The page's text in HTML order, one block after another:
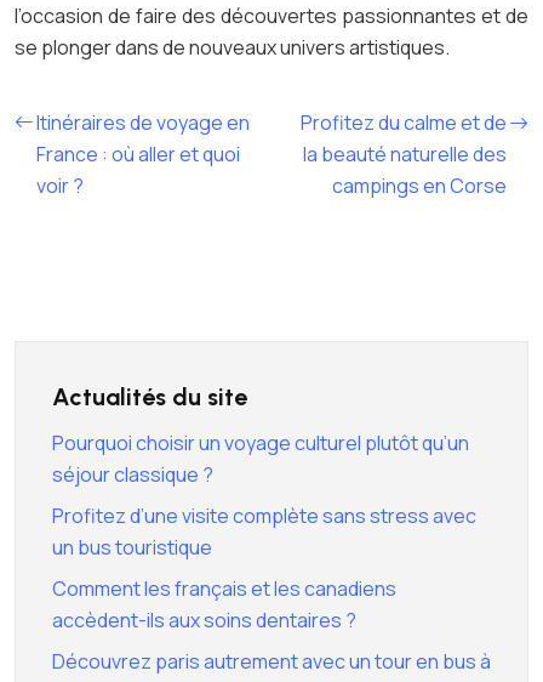
l’occasion de faire des découvertes passionnantes et de
se plonger dans de nouveaux univers artistiques.
Itinéraires de voyage en
France : où aller et quoi
voir ?
Profitez du calme et de
la beauté naturelle des
campings en Corse
Actualités du site
Pourquoi choisir un voyage culturel plutôt qu’un
séjour classique ?
Profitez d’une visite complète sans stress avec
un bus touristique
Comment les français et les canadiens
accèdent-ils aux soins dentaires ?
Découvrez paris autrement avec un tour en bus à